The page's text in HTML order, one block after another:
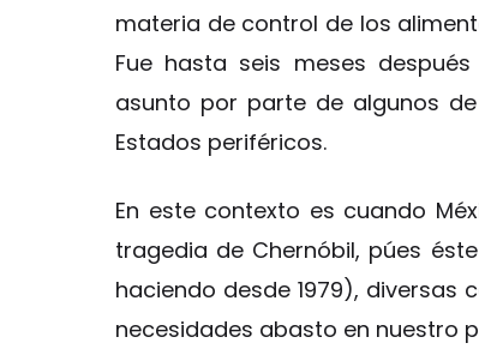
materia de control de los
Fue hasta seis meses
asunto por parte de algunos
Estados periféricos.
En este contexto es cuando
tragedia de Chernóbil, púes
haciendo desde 1979),
necesidades abasto en nuestro